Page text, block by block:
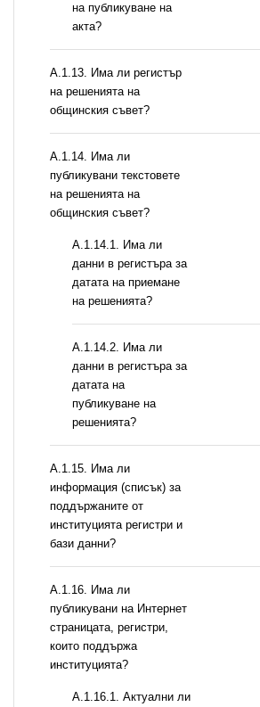
на публикуване на
акта?
А.1.13. Има ли регистър
на решенията на
общинския съвет?
А.1.14. Има ли
публикувани текстовете
на решенията на
общинския съвет?
A.1.14.1. Има ли
данни в регистъра за
датата на приемане
на решенията?
A.1.14.2. Има ли
данни в регистъра за
датата на
публикуване на
решенията?
А.1.15. Има ли
информация (списък) за
поддържаните от
институцията регистри и
бази данни?
А.1.16. Има ли
публикувани на Интернет
страницата, регистри,
които поддържа
институцията?
A.1.16.1. Актуални ли